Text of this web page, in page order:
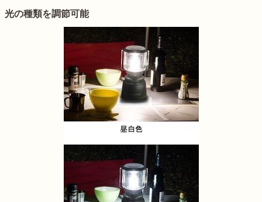
光の種類を調節可能